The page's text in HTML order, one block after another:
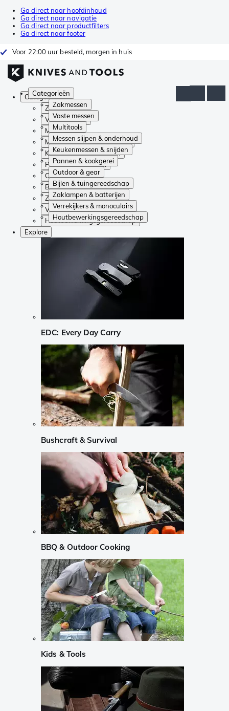
Ga direct naar hoofdinhoud
Ga direct naar navigatie
Ga direct naar productfilters
Ga direct naar footer
Voor 22:00 uur besteld, morgen in huis
Categorieën
Zakmessen
Vaste messen
Multitools
Messen slijpen & onderhoud
Keukenmessen & snijden
Pannen & kookgerei
Outdoor & gear
Bijlen & tuingereedschap
Zaklampen & batterijen
Verrekijkers & monoculairs
Houtbewerkingsgereedschap
Categorieën
Zakmessen
Vaste messen
Multitools
Messen slijpen & onderhoud
Keukenmessen & snijden
Pannen & kookgerei
Outdoor & gear
Bijlen & tuingereedschap
Zaklampen & batterijen
Verrekijkers & monoculairs
Houtbewerkingsgereedschap
Explore
EDC: Every Day Carry
Bushcraft & Survival
BBQ & Outdoor Cooking
Kids & Tools